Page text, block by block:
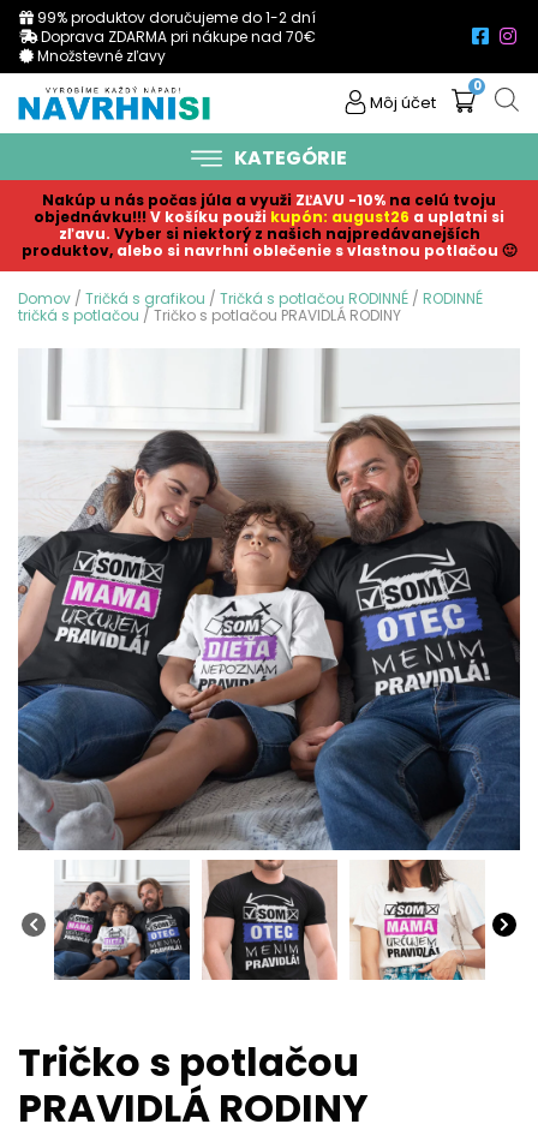
99% produktov doručujeme do 1-2 dní
Doprava ZDARMA pri nákupe nad 70€
Množstevné zľavy
Môj účet
0
KATEGÓRIE
Nakúp u nás počas júla a využi ZĽAVU -10% na celú tvoju
objednávku!!! V košíku použi kupón: august26 a uplatni si
zľavu. Vyber si niektorý z našich najpredávanejších
produktov, alebo si navrhni oblečenie s vlastnou potlačou 🙂
Domov / Tričká s grafikou / Tričká s potlačou RODINNÉ / RODINNÉ
tričká s potlačou / Tričko s potlačou PRAVIDLÁ RODINY
Tričko s potlačou
PRAVIDLÁ RODINY